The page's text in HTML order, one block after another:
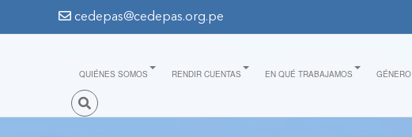
cedepas@cedepas.org.pe
QUIÉNES SOMOS RENDIR CUENTAS EN QUÉ TRABAJAMOS GÉNERO